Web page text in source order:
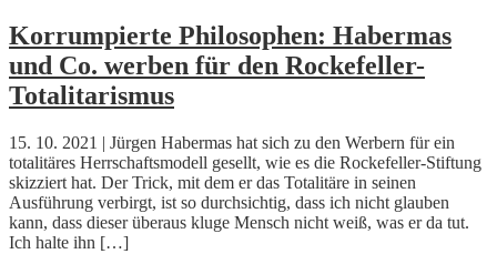
Korrumpierte Philosophen: Habermas
und Co. werben für den Rockefeller-
Totalitarismus
15. 10. 2021 | Jürgen Habermas hat sich zu den Werbern für ein
totalitäres Herrschaftsmodell gesellt, wie es die Rockefeller-Stiftung
skizziert hat. Der Trick, mit dem er das Totalitäre in seinen
Ausführung verbirgt, ist so durchsichtig, dass ich nicht glauben
kann, dass dieser überaus kluge Mensch nicht weiß, was er da tut.
Ich halte ihn […]